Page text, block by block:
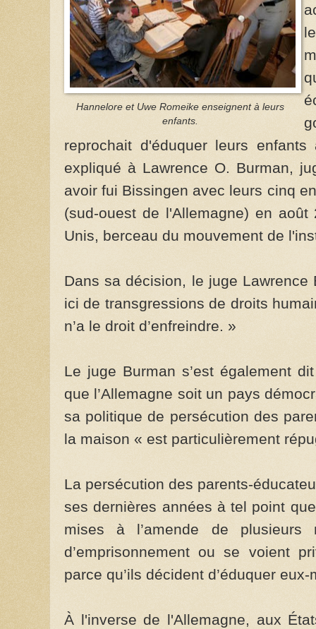
Hannelore et Uwe Romeike enseignent à leurs
enfants.
reprochait d'éduquer leurs
expliqué à Lawrence O. Burman,
avoir fui Bissingen avec leurs cinq
(sud-ouest de l'Allemagne) en
Unis, berceau du mouvement de
Dans sa décision, le juge Lawrence
ici de transgressions de droits
n’a le droit d’enfreindre. »
Le juge Burman s’est également
que l’Allemagne soit un pays
sa politique de persécution des
la maison « est particulièrement
La persécution des parents-
ses dernières années à tel point
mises à l’amende de plusieurs
d’emprisonnement ou se voient
parce qu’ils décident d’éduquer
À l'inverse de l'Allemagne, aux